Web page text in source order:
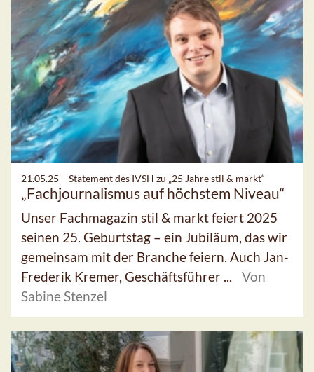
21.05.25 – Statement des IVSH zu „25 Jahre stil & markt“
„Fachjournalismus auf höchstem Niveau“
Unser Fachmagazin stil & markt feiert 2025
seinen 25. Geburtstag – ein Jubiläum, das wir
gemeinsam mit der Branche feiern. Auch Jan-
Frederik Kremer, Geschäftsführer ...
Von
Sabine Stenzel